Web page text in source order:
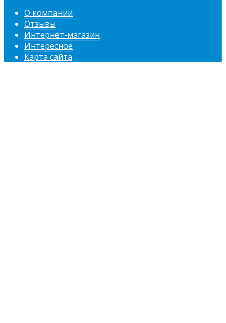
О компании
Отзывы
Интернет-магазин
Интересное
Карта сайта